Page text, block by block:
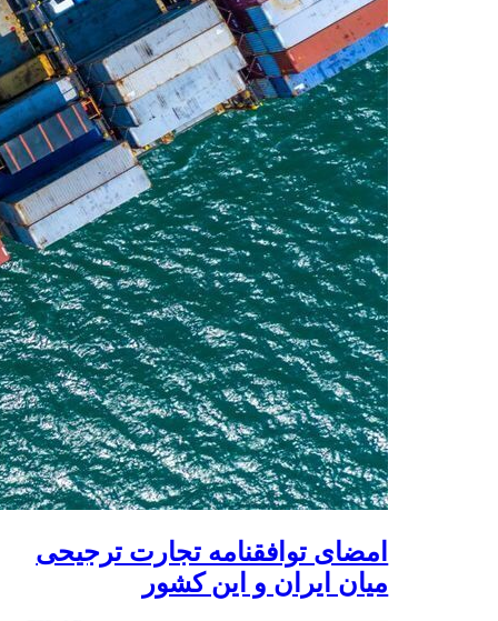
امضای توافقنامه تجارت ترجیحی
میان ایران و این کشور